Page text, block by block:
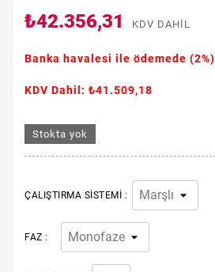
₺42.356,31 KDV DAHIL
Banka havalesi ile ödemede (2%)
KDV Dahil: ₺41.509,18
Stokta yok
ÇALIŞTIRMA SISTEMI :
FAZ :